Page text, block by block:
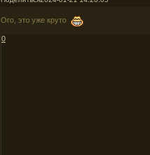
Ого, это уже круто
0